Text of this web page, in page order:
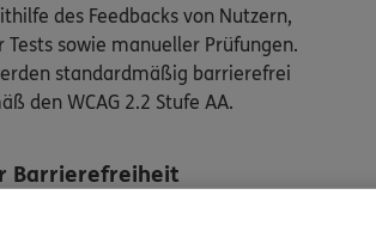
des Feedbacks von Nutzern,
sowie manueller Prüfungen.
standardmäßig barrierefrei
den WCAG 2.2 Stufe AA.
Barrierefreiheit